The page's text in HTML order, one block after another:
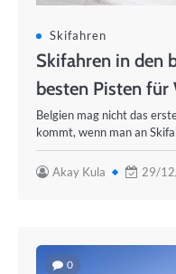
Skifahren
Skifahren in den
besten Pisten
Belgien mag nicht das
kommt, wenn man an
Akay Kula 29/
0